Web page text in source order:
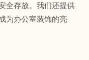
全存放。我们还提供
为办公室装饰的亮